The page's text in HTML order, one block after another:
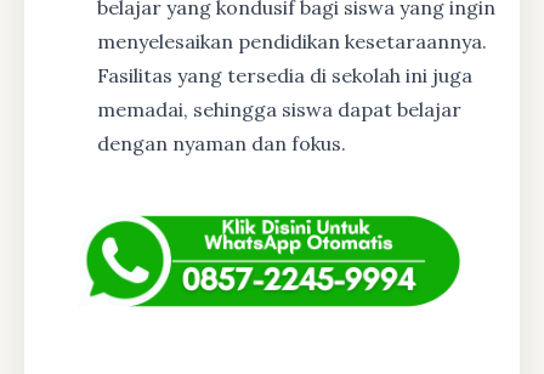
belajar yang kondusif bagi siswa yang ingin
menyelesaikan pendidikan kesetaraannya.
Fasilitas yang tersedia di sekolah ini juga
memadai, sehingga siswa dapat belajar
dengan nyaman dan fokus.